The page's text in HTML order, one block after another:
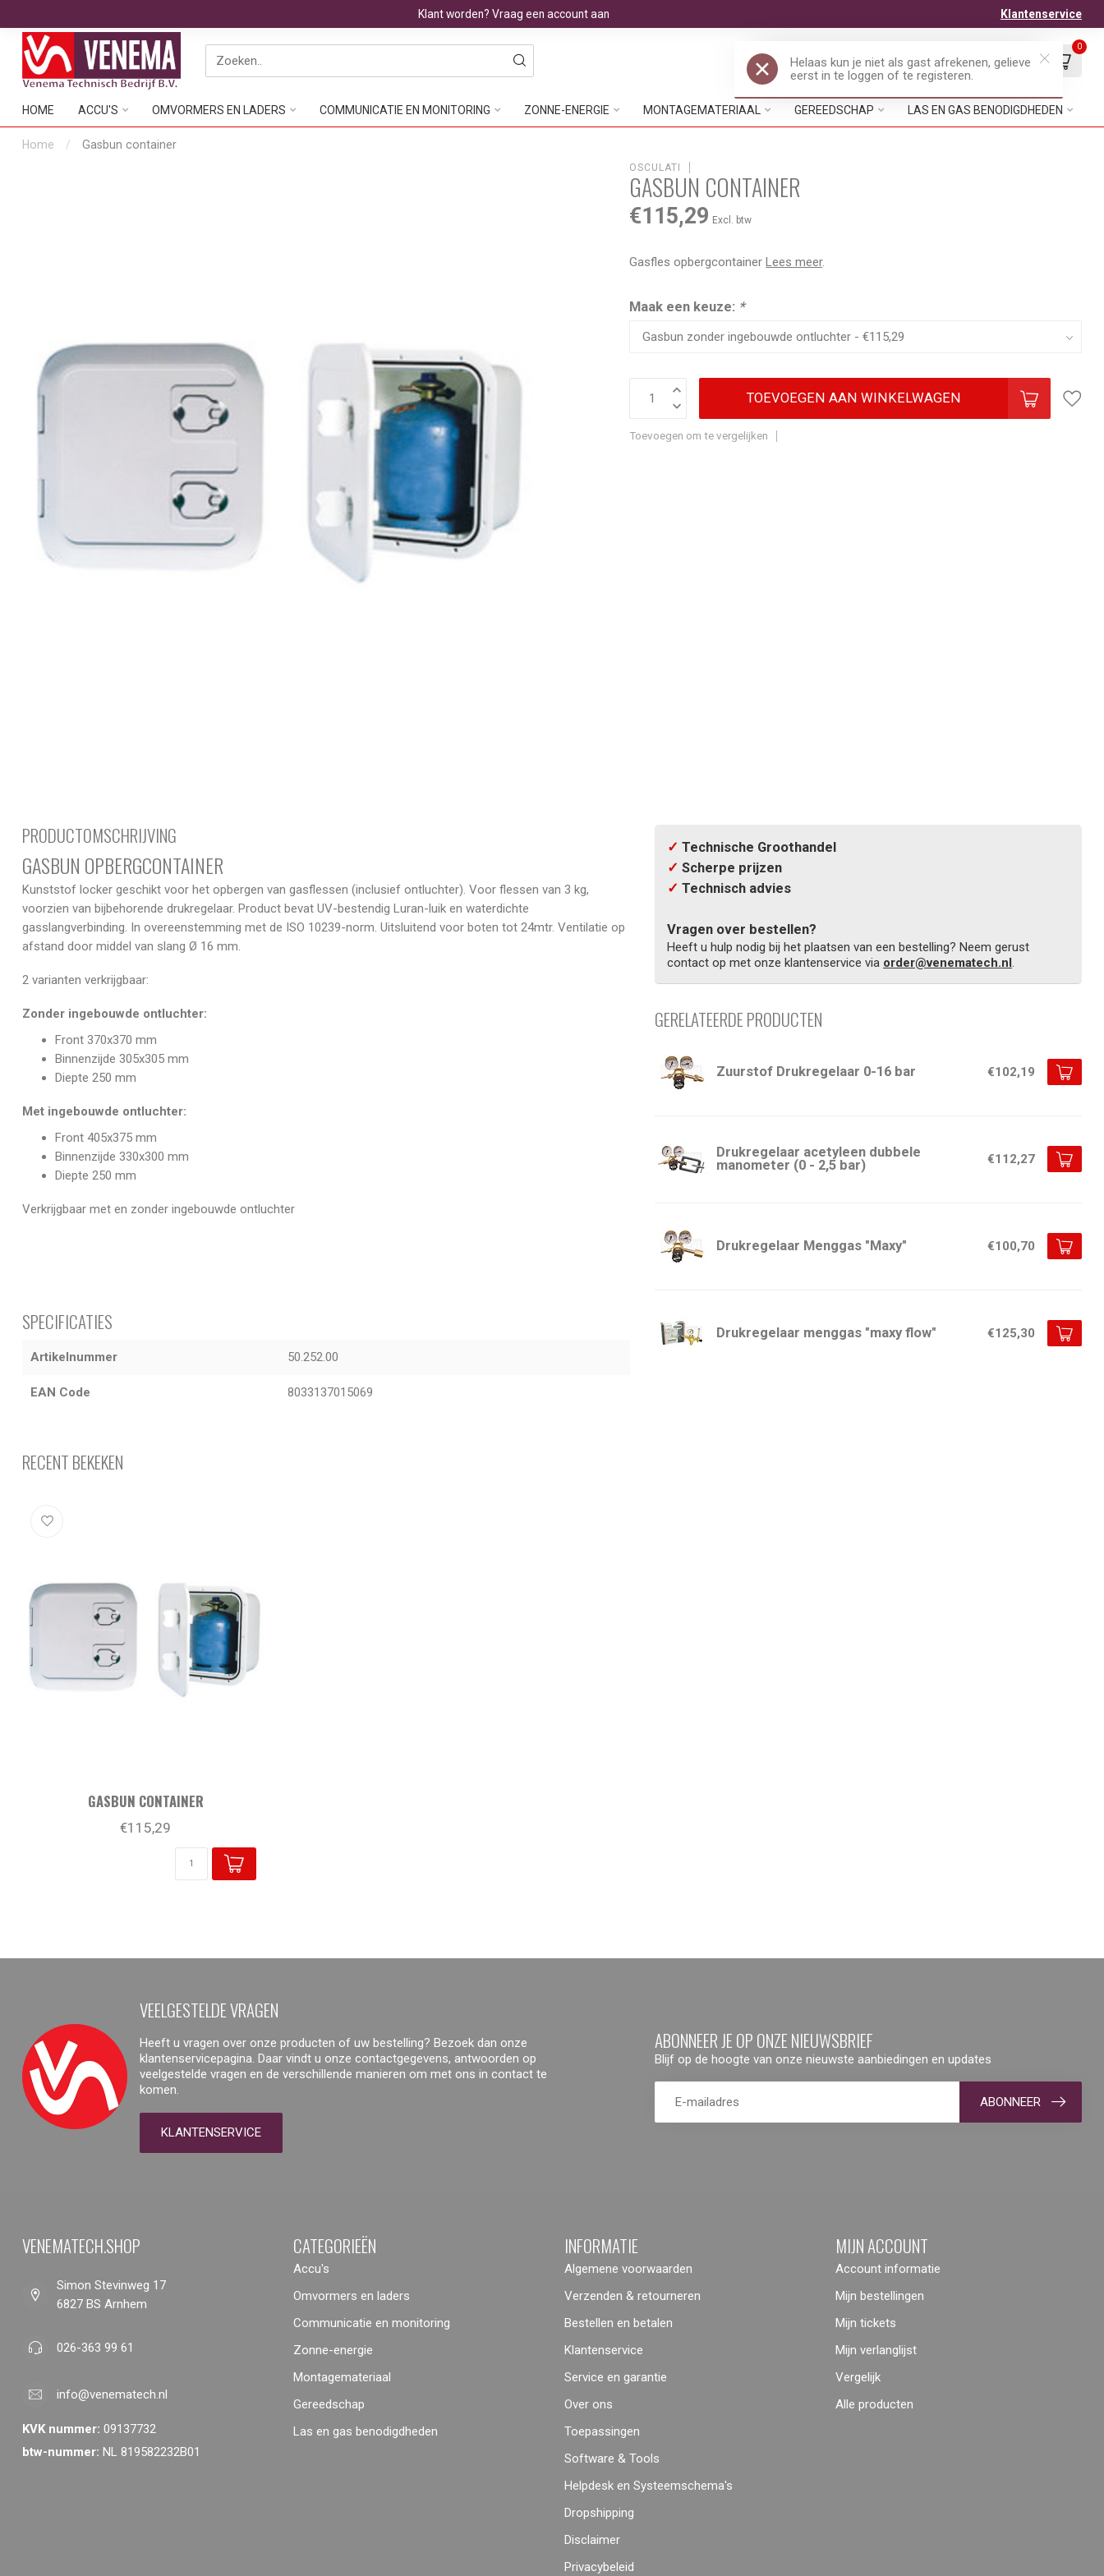
Klant worden? Vraag een account aan Klantenservice
EUR Mijn account Verlanglijst
0
HOME ACCU'S OMVORMERS EN LADERS COMMUNICATIE EN MONITORING ZONNE-ENERGIE MONTAGEMATERIAAL GEREEDSCHAP LAS EN GAS BENODIGDHEDEN
Home / Gasbun container
OSCULATI
GASBUN CONTAINER
€115,29 Excl. btw
Gasfles opbergcontainerLees meer.
Maak een keuze: *
TOEVOEGEN AAN WINKELWAGEN
Toevoegen om te vergelijken
PRODUCTOMSCHRIJVING
GASBUN OPBERGCONTAINER
Kunststof locker geschikt voor het opbergen van gasflessen (inclusief ontluchter). Voor flessen van 3 kg,
voorzien van bijbehorende drukregelaar. Product bevat UV-bestendig Luran-luik en waterdichte
gasslangverbinding. In overeenstemming met de ISO 10239-norm. Uitsluitend voor boten tot 24mtr. Ventilatie op
afstand door middel van slang Ø 16 mm.
2 varianten verkrijgbaar:
Zonder ingebouwde ontluchter:
Front 370x370 mm
Binnenzijde 305x305 mm
Diepte 250 mm
Met ingebouwde ontluchter:
Front 405x375 mm
Binnenzijde 330x300 mm
Diepte 250 mm
Verkrijgbaar met en zonder ingebouwde ontluchter
SPECIFICATIES
Artikelnummer 50.252.00
EAN Code 8033137015069
✓ Technische Groothandel
✓ Scherpe prijzen
✓ Technisch advies
Vragen over bestellen?
Heeft u hulp nodig bij het plaatsen van een bestelling? Neem gerust
contact op met onze klantenservice via order@venematech.nl.
GERELATEERDE PRODUCTEN
Zuurstof Drukregelaar 0-16 bar €102,19
Drukregelaar acetyleen dubbele
manometer (0 - 2,5 bar)
€112,27
Drukregelaar Menggas "Maxy" €100,70
Drukregelaar menggas "maxy flow" €125,30
RECENT BEKEKEN
GASBUN CONTAINER
€115,29
VEELGESTELDE VRAGEN
Heeft u vragen over onze producten of uw bestelling? Bezoek dan onze
klantenservicepagina. Daar vindt u onze contactgegevens, antwoorden op
veelgestelde vragen en de verschillende manieren om met ons in contact te
komen.
KLANTENSERVICE
ABONNEER JE OP ONZE NIEUWSBRIEF
Blijf op de hoogte van onze nieuwste aanbiedingen en updates
ABONNEER
VENEMATECH.SHOP
Simon Stevinweg 17
6827 BS Arnhem
026-363 99 61
info@venematech.nl
KVK nummer: 09137732
btw-nummer: NL 819582232B01
CATEGORIEËN
Accu's
Omvormers en laders
Communicatie en monitoring
Zonne-energie
Montagemateriaal
Gereedschap
Las en gas benodigdheden
INFORMATIE
Algemene voorwaarden
Verzenden & retourneren
Bestellen en betalen
Klantenservice
Service en garantie
Over ons
Toepassingen
Software & Tools
Helpdesk en Systeemschema's
Dropshipping
Disclaimer
Privacybeleid
MIJN ACCOUNT
Account informatie
Mijn bestellingen
Mijn tickets
Mijn verlanglijst
Vergelijk
Alle producten